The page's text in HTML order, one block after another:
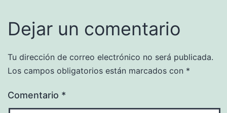
Dejar un comentario
Tu dirección de correo electrónico no será publicada.
Los campos obligatorios están marcados con *
Comentario *